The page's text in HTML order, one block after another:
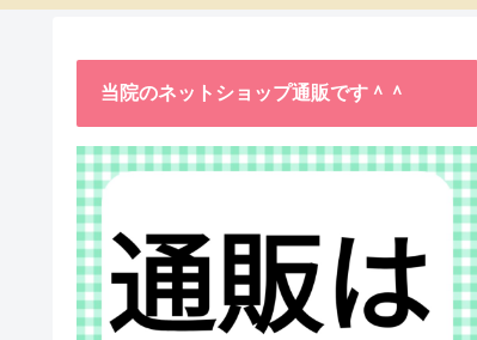
当院のネットショップ通販です＾＾